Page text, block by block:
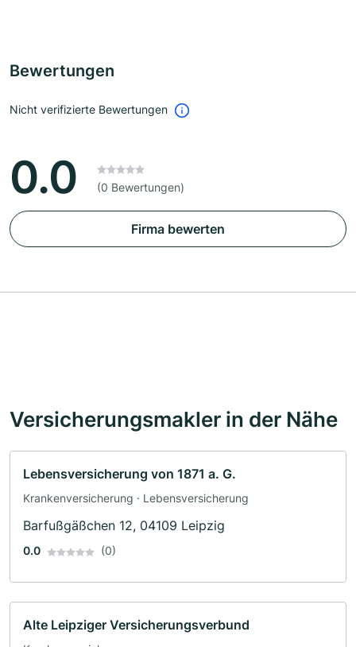
Bewertungen
Nicht verifizierte Bewertungen
0.0 (0 Bewertungen)
Firma bewerten
Versicherungsmakler in der Nähe
Lebensversicherung von 1871 a. G.
Krankenversicherung · Lebensversicherung
Barfußgäßchen 12, 04109 Leipzig
0.0 (0)
Alte Leipziger Versicherungsverbund